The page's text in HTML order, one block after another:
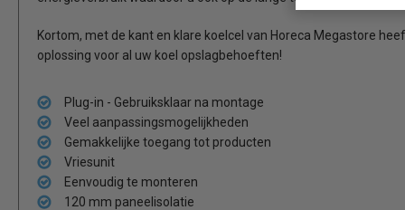
Kortom, met de kant en klare koelcel van Horeca Megastore
oplossing voor al uw koel opslagbehoeften!
Plug-in - Gebruiksklaar na montage
Veel aanpassingsmogelijkheden
Gemakkelijke toegang tot producten
Vriesunit
Eenvoudig te monteren
120 mm paneelisolatie